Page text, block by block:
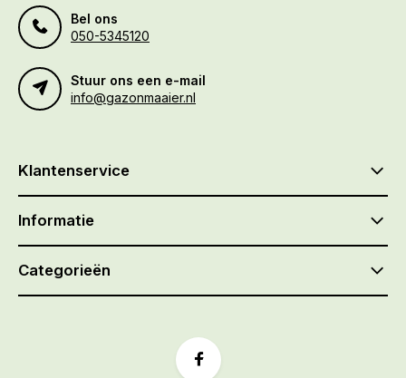
Bel ons
050-5345120
Stuur ons een e-mail
info@gazonmaaier.nl
Klantenservice
Informatie
Categorieën